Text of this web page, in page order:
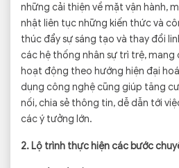
những cải thiện về mặt vận hành,
nhật liên tục những kiến thức và
thúc đẩy sự sáng tạo và thay đổi
các hệ thống nhân sự trì trệ,
hoạt động theo hướng hiện đại
dụng công nghệ cũng giúp tăng
nối, chia sẻ thông tin, dễ dẫn tới
các ý tưởng lớn.
2. Lộ trình thực hiện các bước